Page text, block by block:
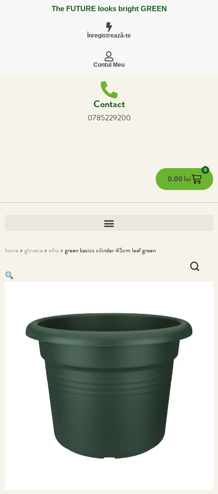
The FUTURE looks bright GREEN
Înregistrează-te
Contul Meu
Contact
0785229200
0.00lei
0
home>ghivece>elho> green basics cilinder 45cm leaf green